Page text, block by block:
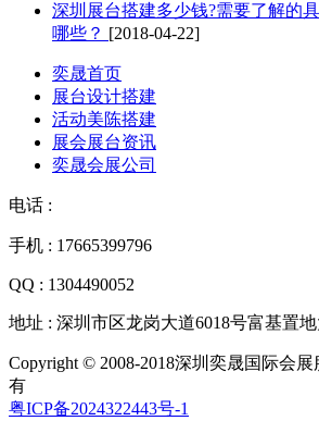
深圳展台搭建多少钱?需要了解的
哪些？ [2018-04-22]
奕晟首页
展台设计搭建
活动美陈搭建
展会展台资讯
奕晟会展公司
电话 :
手机 : 17665399796
QQ : 1304490052
地址 : 深圳市区龙岗大道6018号富基置地
Copyright © 2008-2018深圳奕晟国际会
有
粤ICP备2024322443号-1